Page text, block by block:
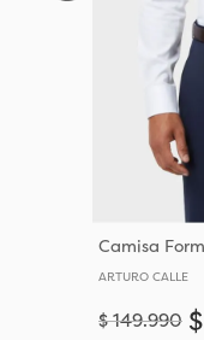
ARTURO CALLE
$ 149.990 $